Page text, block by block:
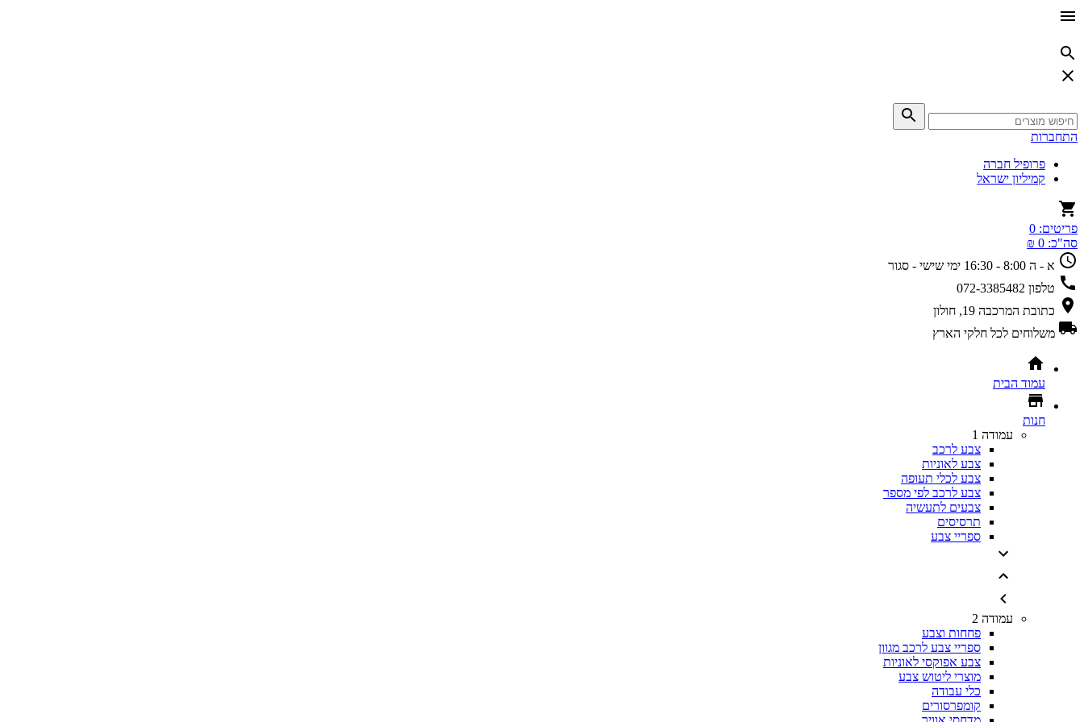
התחברות
פרופיל חברה
קמיליון ישראל
פריטים: 0
סה"כ: 0 ₪
א - ה 8:00 - 16:30
ימי שישי - סגור
טלפון 072-3385482
כתובת המרכבה 19, חולון
משלוחים לכל חלקי הארץ
עמוד הבית
חנות
עמודה 1
צבע לרכב
צבע לאוניות
צבע לכלי תעופה
צבע לרכב לפי מספר
צבעים לתעשיה
תרסיסים
ספריי צבע
עמודה 2
פחחות וצבע
ספריי צבע לרכב מגוון
צבע אפוקסי לאוניות
מוצרי ליטוש צבע
כלי עבודה
קומפרסורים